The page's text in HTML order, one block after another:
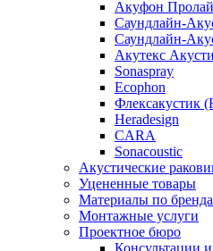
Акуфон
Саундлайн-
Саундлайн-
Акутекс
Sonaspray
Ecophon
Флексакустик
Heradesign
CARA
Sonacoustic
Акустические
Уцененные товары
Материалы по
Монтажные услуги
Проектное бюро
Консультации